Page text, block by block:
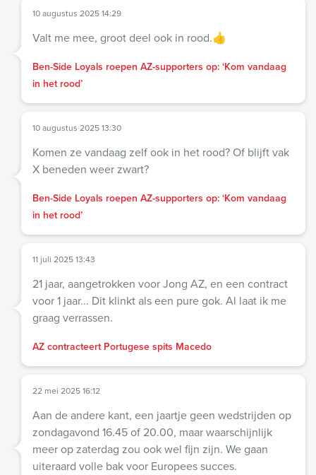
10 augustus 2025 14:29
Valt me mee, groot deel ook in rood.👍
Ben-Side Loyals roepen AZ-supporters op: ‘Kom vandaag
in het rood’
10 augustus 2025 13:30
Komen ze vandaag zelf ook in het rood? Of blijft vak
X beneden weer zwart?
Ben-Side Loyals roepen AZ-supporters op: ‘Kom vandaag
in het rood’
11 juli 2025 13:43
21 jaar, aangetrokken voor Jong AZ, en een contract
voor 1 jaar... Dit klinkt als een pure gok. Al laat ik me
graag verrassen.
AZ contracteert Portugese spits Macedo
22 mei 2025 16:12
Aan de andere kant, een jaartje geen wedstrijden op
zondagavond 16.45 of 20.00, maar waarschijnlijk
meer op zaterdag zou ook wel fijn zijn. We gaan
uiteraard volle bak voor Europees succes.